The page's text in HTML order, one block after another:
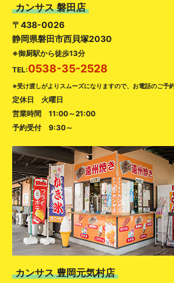
カンサス 磐田店
〒438-0026
静岡県磐田市西貝塚2030
※御厨駅から徒歩13分
TEL:0538-35-2528
※受け渡しがよりスムーズになりますので、お電話のご予
定休日 火曜日
営業時間 11:00～21:00
予約受付 9:30～
カンサス 豊岡元気村店